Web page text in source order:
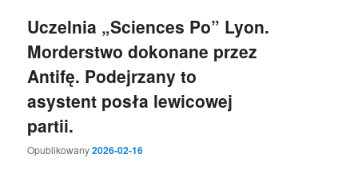
Uczelnia „Sciences Po” Lyon.
Morderstwo dokonane przez
Antifę. Podejrzany to
asystent posła lewicowej
partii.
Opublikowany2026-02-16